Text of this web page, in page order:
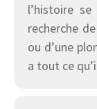
l’histoire
recherche
ou d’une
a tout ce